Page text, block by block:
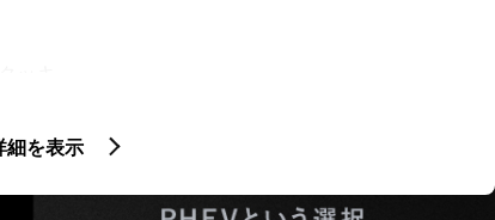
細を表示